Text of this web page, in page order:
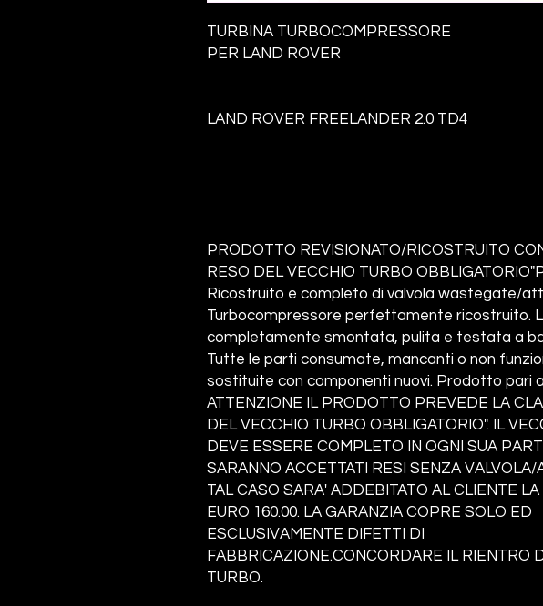
TURBINA TURBOCOMPRESSORE
PER LAND ROVER
LAND ROVER FREELANDER 2.0 TD4
PRODOTTO REVISIONATO/RICOSTRUITO
RESO DEL VECCHIO TURBO
Ricostruito e completo di valvola wastegate/
Turbocompressore perfettamente ricostruito.
completamente smontata, pulita e testata a
Tutte le parti consumate, mancanti o non
sostituite con componenti nuovi. Prodotto pari
ATTENZIONE IL PRODOTTO PREVEDE LA
DEL VECCHIO TURBO OBBLIGATORIO". IL
DEVE ESSERE COMPLETO IN OGNI SUA
SARANNO ACCETTATI RESI SENZA VALVOLA/
TAL CASO SARA' ADDEBITATO AL CLIENTE LA
EURO 160.00. LA GARANZIA COPRE SOLO ED
ESCLUSIVAMENTE DIFETTI DI
FABBRICAZIONE.CONCORDARE IL RIENTRO
TURBO.